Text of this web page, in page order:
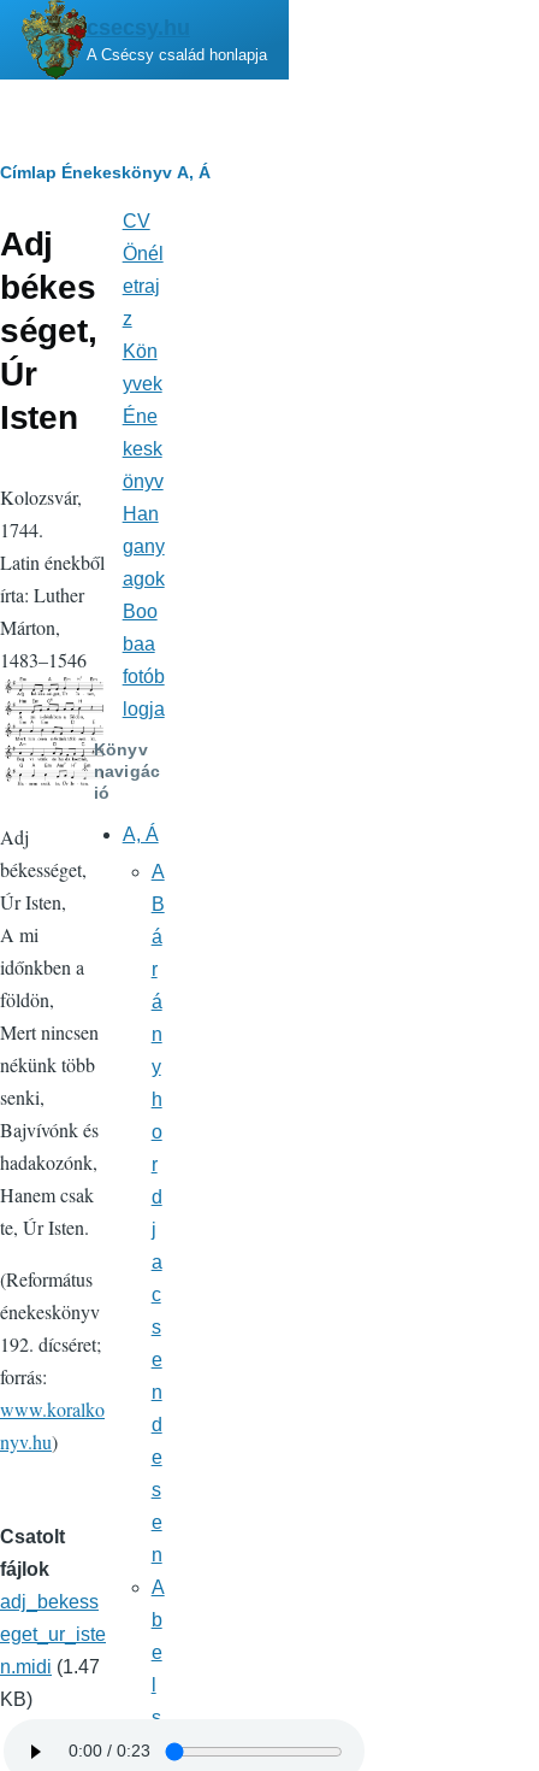
Ugrás a tartalomra
csecsy.hu
A Csécsy család honlapja
Morzsa
Címlap Énekeskönyv A, Á
Adj
békes
séget,
Úr
Isten
Kolozsvár,
1744.
Latin énekből
írta: Luther
Márton,
1483–1546
Adj
békességet,
Úr Isten,
A mi
időnkben a
földön,
Mert nincsen
nékünk több
senki,
Bajvívónk és
hadakozónk,
Hanem csak
te, Úr Isten.
(Református
énekeskönyv
192. dícséret;
forrás:
www.koralko
nyv.hu)
Csatolt
fájlok
adj_bekess
eget_ur_iste
n.midi (1.47
KB)
navigáció
CV
Önél
etraj
z
Kön
yvek
Éne
kesk
önyv
Han
gany
agok
Boo
baa
fotób
logja
Könyv
navigác
ió
A, Á
A
B
á
r
á
n
y
h
o
r
d
j
a
c
s
e
n
d
e
s
e
n
A
b
e
s